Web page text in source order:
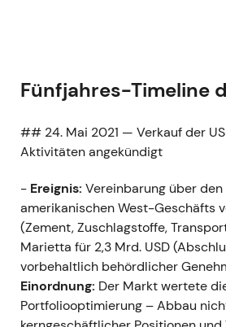
Fünfjahres-Timeline
## 24. Mai 2021 — Verkauf der
Aktivitäten angekündigt
- Ereignis: Vereinbarung über
amerikanischen West-Geschäfts
(Zement, Zuschlagstoffe,
Marietta für 2,3 Mrd. USD
vorbehaltlich behördlicher
Einordnung: Der Markt wertete
Portfoliooptimierung – Abbau